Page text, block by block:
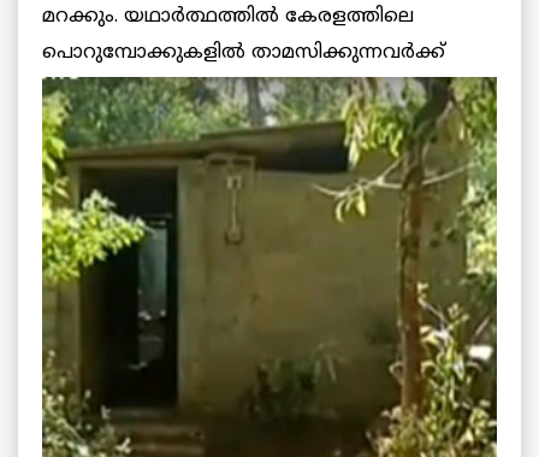
മറക്കും. യഥാര്‍ത്ഥത്തില്‍ കേരളത്തിലെ
പൊറുമ്പോക്കുകളില്‍ താമസിക്കുന്നവര്‍ക്ക്